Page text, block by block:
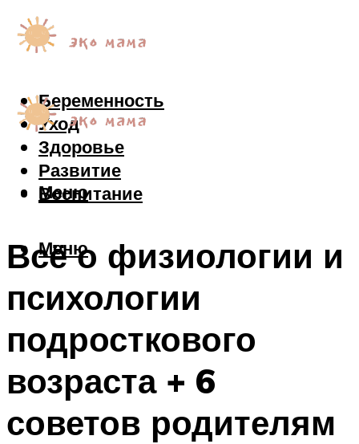
Беременность
Уход
Здоровье
Развитие
Воспитание
Меню
Меню
Всё о физиологии и
психологии
подросткового
возраста + 6
советов родителям